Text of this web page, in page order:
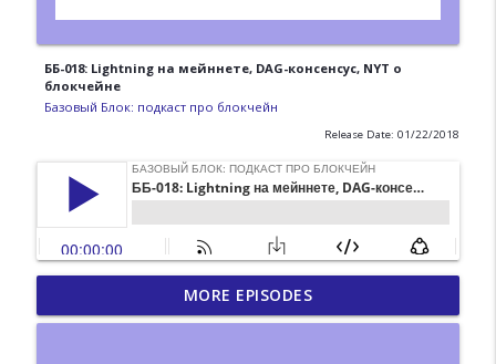
ББ-018: Lightning на мейннете, DAG-консенсус, NYT о
блокчейне
Базовый Блок: подкаст про блокчейн
Release Date: 01/22/2018
ББ-223: DWeb Camp.
Децентрализованный веб вне
info_outline
MORE EPISODES